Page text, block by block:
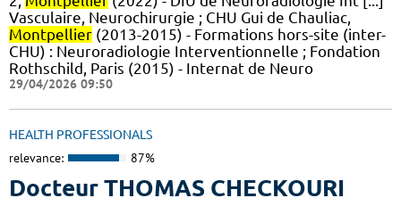
Vasculaire, Neurochirurgie ; CHU Gui de Chauliac,
Montpellier (2013-2015) - Formations hors-site (inter-
CHU) : Neuroradiologie Interventionnelle ; Fondation
Rothschild, Paris (2015) - Internat de Neuro
29/04/2026 09:50
HEALTH PROFESSIONALS
relevance: 87%
Docteur THOMAS CHECKOURI